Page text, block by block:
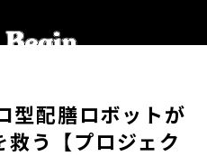
型配膳ロボットが
う【プロジェク